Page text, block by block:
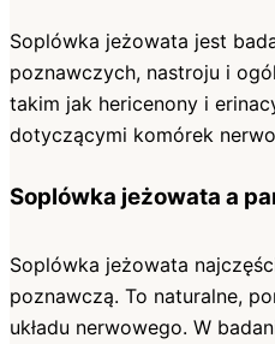
Soplówka jeżowata jest
poznawczych, nastroju i
takim jak hericenony i
dotyczącymi komórek
Soplówka jeżowata a
Soplówka jeżowata
poznawczą. To naturalne,
układu nerwowego. W